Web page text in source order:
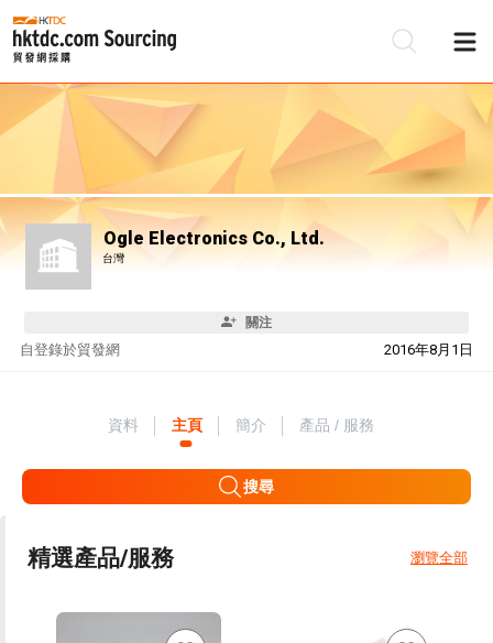
Ogle Electronics Co., Ltd.
台灣
關注
自 2016年8月1日
登錄於貿發網
資料 主頁 簡介 產品 / 服務
搜尋
精選產品/服務 瀏覽全部